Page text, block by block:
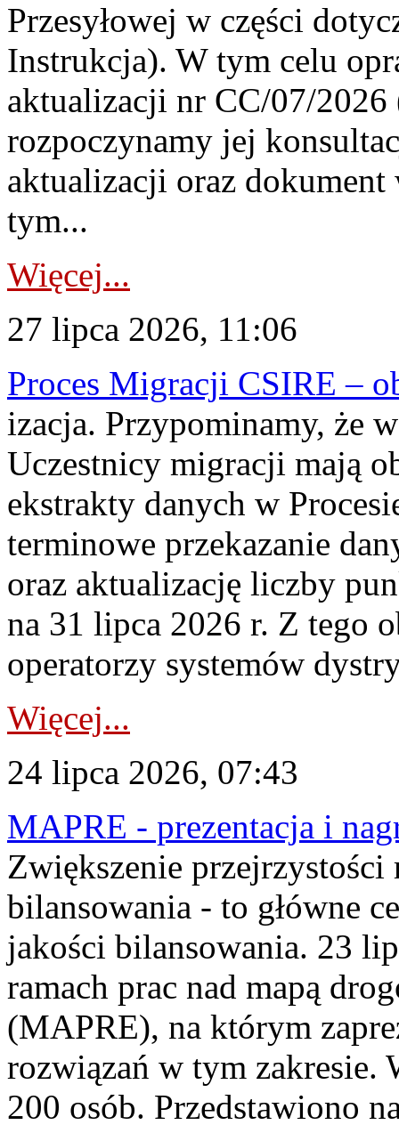
Przesyłowej w części
Instrukcja). W tym celu
aktualizacji nr CC/07/
rozpoczynamy jej
aktualizacji oraz
tym...
Więcej...
27 lipca 2026, 11:06
Proces Migracji CSIRE –
izacja. Przypominamy, że
Uczestnicy migracji mają
ekstrakty danych w
terminowe przekazanie
oraz aktualizację liczby
na 31 lipca 2026 r. Z tego
operatorzy systemów
Więcej...
24 lipca 2026, 07:43
MAPRE - prezentacja i
Zwiększenie
bilansowania - to główne
jakości bilansowania. 23
ramach prac nad mapą
(MAPRE), na którym
rozwiązań w tym zakresie.
200 osób. Przedstawiono